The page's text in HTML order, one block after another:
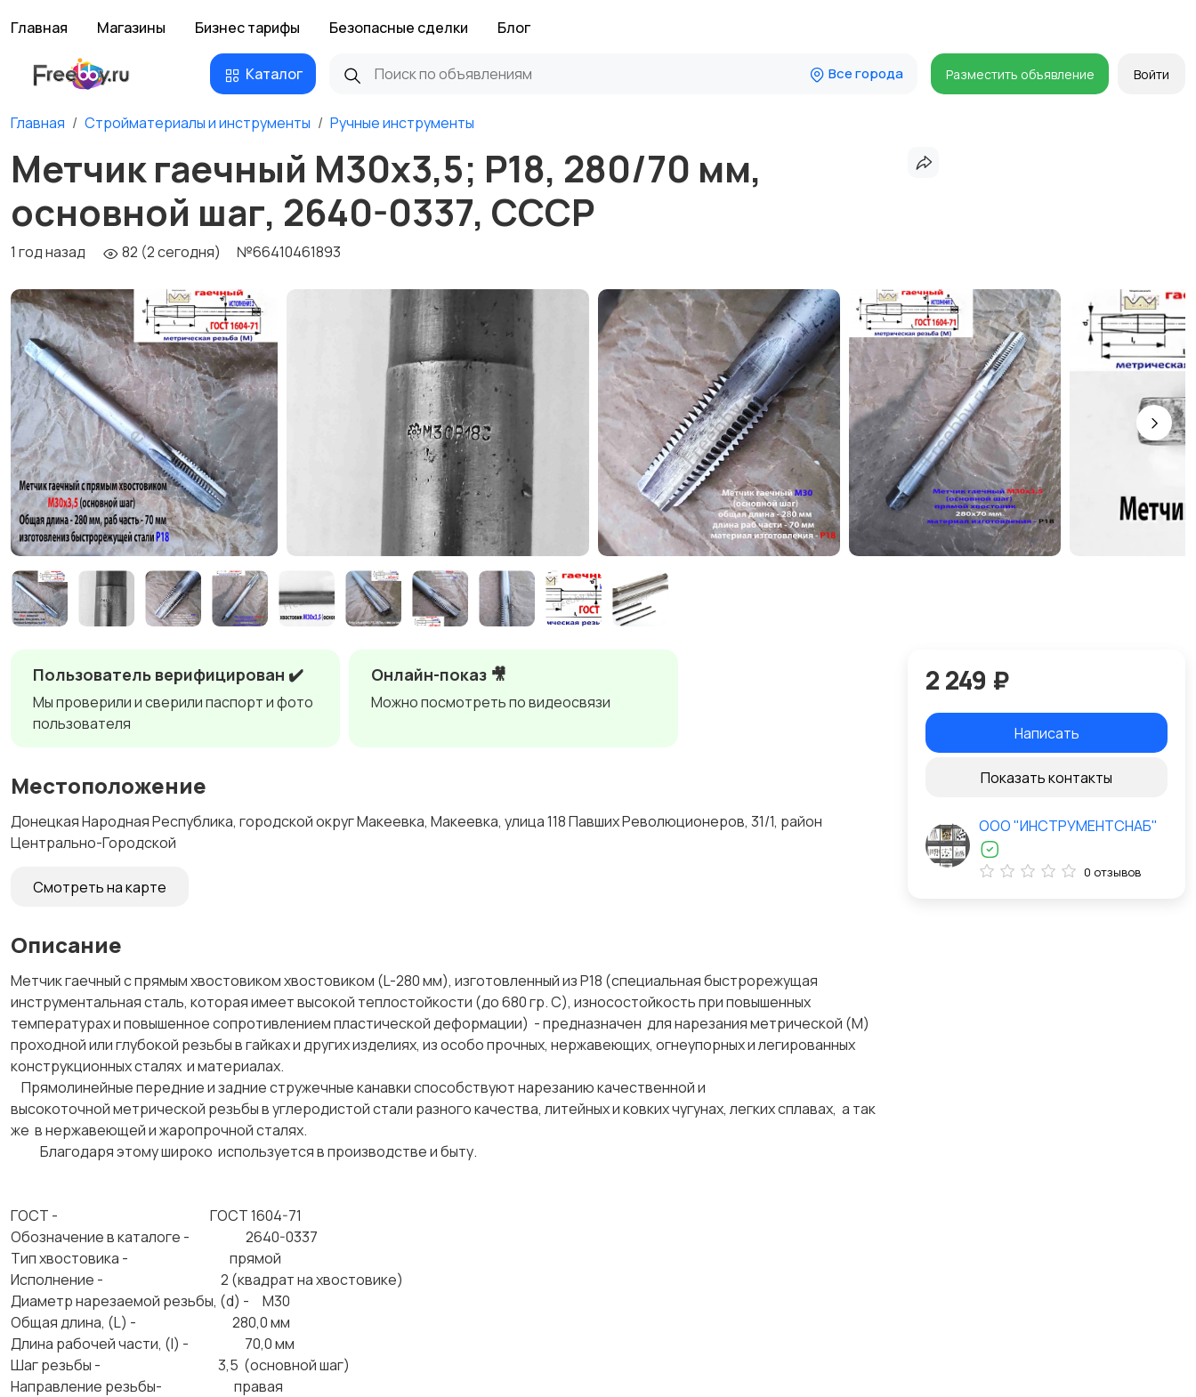
Главная Магазины Бизнес тарифы Безопасные сделки Блог
Каталог Все города Разместить объявление Войти
Главная Стройматериалы и инструменты Ручные инструменты
Метчик гаечный М30х3,5; Р18, 280/70 мм,
основной шаг, 2640-0337, СССР
1 год назад 82 (2 сегодня) №66410461893
Пользователь верифицирован ✔️
Мы проверили и сверили паспорт и фото
пользователя
Онлайн-показ 🎥
Можно посмотреть по видеосвязи
Местоположение
Донецкая Народная Республика, городской округ Макеевка, Макеевка, улица 118 Павших Революционеров, 31/1, район
Центрально-Городской
Смотреть на карте
Описание
Метчик гаечный с прямым хвостовиком хвостовиком (L-280 мм), изготовленный из Р18 (специальная быстрорежущая
инструментальная сталь, которая имеет высокой теплостойкости (до 680 гр. С), износостойкость при повышенных
температурах и повышенное сопротивлением пластической деформации) - предназначен для нарезания метрической (М)
проходной или глубокой резьбы в гайках и других изделиях, из особо прочных, нержавеющих, огнеупорных и легированных
конструкционных сталях и материалах.
Прямолинейные передние и задние стружечные канавки способствуют нарезанию качественной и
высокоточной метрической резьбы в углеродистой стали разного качества, литейных и ковких чугунах, легких сплавах, а так
же в нержавеющей и жаропрочной сталях.
Благодаря этому широко используется в производстве и быту.
ГОСТ - ГОСТ 1604-71
Обозначение в каталоге - 2640-0337
Тип хвостовика - прямой
Исполнение - 2 (квадрат на хвостовике)
Диаметр нарезаемой резьбы, (d) - М30
Общая длина, (L) - 280,0 мм
Длина рабочей части, (l) - 70,0 мм
Шаг резьбы - 3,5 (основной шаг)
Направление резьбы- правая
2 249 ₽
Написать
Показать контакты
ООО "ИНСТРУМЕНТСНАБ"
0 отзывов